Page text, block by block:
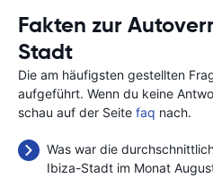
Fakten zur
Stadt
Die am häufigsten gestellten
aufgeführt. Wenn du keine
schau auf der Seite faq nach.
Was war die
Ibiza-Stadt im Monat